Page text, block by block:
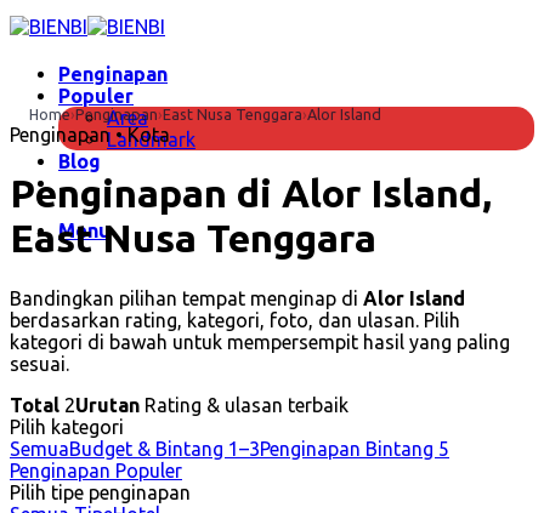
Skip
to
contentPenginapan
Populer
Area
Landmark
Blog
Menu
Home›Penginapan›East Nusa Tenggara›Alor Island
Penginapan • Kota
Penginapan di Alor Island,
East Nusa Tenggara
Bandingkan pilihan tempat menginap di Alor Island
berdasarkan rating, kategori, foto, dan ulasan. Pilih
kategori di bawah untuk mempersempit hasil yang paling
sesuai.
Total 2Urutan Rating & ulasan terbaik
Pilih kategori
SemuaBudget & Bintang 1–3Penginapan Bintang 5
Penginapan Populer
Pilih tipe penginapan